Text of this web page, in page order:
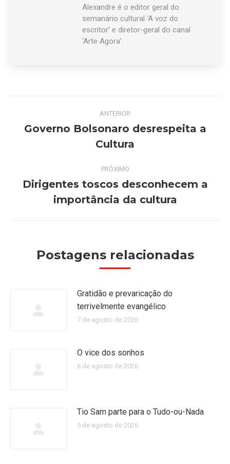
Alexandre é o editor geral do
semanário cultural ‘A voz do
escritor’ e diretor-geral do canal
‘Arte Agora’.
Navegação
de
ANTERIOR
anterior:
Governo Bolsonaro desrespeita a
Cultura
PRÓXIMO
post:
Dirigentes toscos desconhecem a
importância da cultura
Postagens relacionadas
Gratidão e prevaricação do
terrivelmente evangélico
7 de agosto de 2026
O vice dos sonhos
6 de agosto de 2026
Tio Sam parte para o Tudo-ou-Nada
5 de agosto de 2026